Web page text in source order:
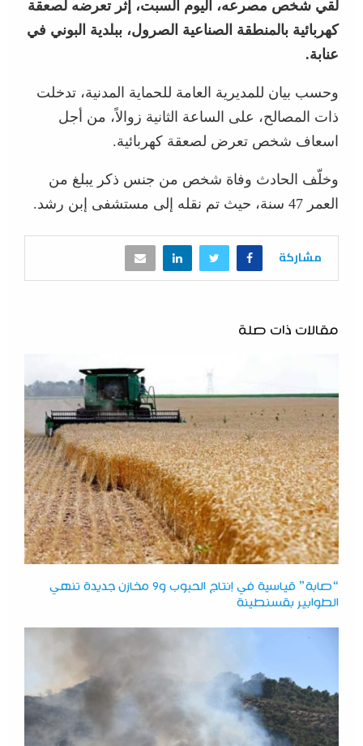
لقي شخص مصرعه، اليوم السبت، إثر تعرضه لصعقة
كهربائية بالمنطقة الصناعية الصرول، ببلدية البوني في
عنابة.
وحسب بيان للمديرية العامة للحماية المدنية، تدخلت
ذات المصالح، على الساعة الثانية زوالاً، من أجل
اسعاف شخص تعرض لصعقة كهربائية.
وخلّف الحادث وفاة شخص من جنس ذكر يبلغ من
العمر 47 سنة، حيث تم نقله إلى مستشفى إبن رشد.
مشاركة
مقالات ذات صلة
“صابة” قياسية في إنتاج الحبوب و9 مخازن جديدة تنهي
الطوابير بقسنطينة